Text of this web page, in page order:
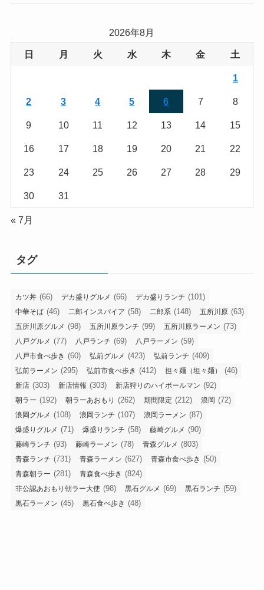
2026年8月
日 月 火 水 木 金 土
1
2 3 4 5 6 7 8
9 10 11 12 13 14 15
16 17 18 19 20 21 22
23 24 25 26 27 28 29
30 31
« 7月
タグ
カツ丼 (66) デカ盛りグルメ (66) デカ盛りランチ (101)
中華そば (46) 二郎インスパイア (58) 二郎系 (148) 五所川原 (63)
五所川原グルメ (98) 五所川原ランチ (99) 五所川原ラーメン (73)
八戸グルメ (77) 八戸ランチ (69) 八戸ラーメン (59)
八戸市食べ歩き (60) 弘前グルメ (423) 弘前ランチ (409)
弘前ラーメン (295) 弘前市食べ歩き (412) 担々麺（坦々麺） (46)
新店 (303) 新店情報 (303) 新店狩りのハイボールマン (92)
朝ラー (192) 朝ラーあおもり (262) 期間限定 (212) 浪岡 (72)
浪岡グルメ (108) 浪岡ランチ (107) 浪岡ラーメン (87)
爆盛りグルメ (71) 爆盛りランチ (58) 藤崎グルメ (90)
藤崎ランチ (93) 藤崎ラーメン (78) 青森グルメ (803)
青森ランチ (731) 青森ラーメン (627) 青森市食べ歩き (50)
青森朝ラー (281) 青森食べ歩き (824)
非公認あおもり朝ラー大使 (98) 黒石グルメ (69) 黒石ランチ (59)
黒石ラーメン (45) 黒石食べ歩き (48)